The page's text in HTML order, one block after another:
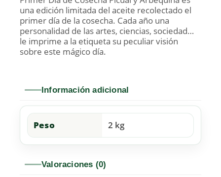
una edición limitada del aceite recolectado el
primer día de la cosecha. Cada año una
personalidad de las artes, ciencias, sociedad…
le imprime a la etiqueta su peculiar visión
sobre este mágico día.
Información adicional
Peso 2 kg
Valoraciones (0)